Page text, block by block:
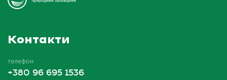
Контакти
телефон
+380 96 695 1536